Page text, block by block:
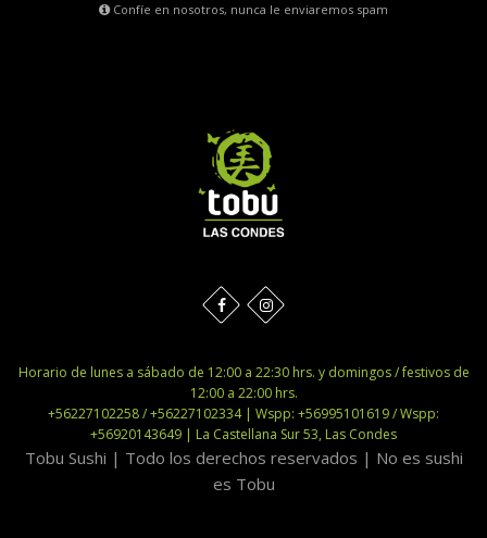
Confíe en nosotros, nunca le enviaremos spam
Horario de lunes a sábado de 12:00 a 22:30 hrs. y domingos / festivos de
12:00 a 22:00 hrs.
+56227102258 / +56227102334 | Wspp: +56995101619 / Wspp:
+56920143649 | La Castellana Sur 53, Las Condes
Tobu Sushi | Todo los derechos reservados | No es sushi
es Tobu